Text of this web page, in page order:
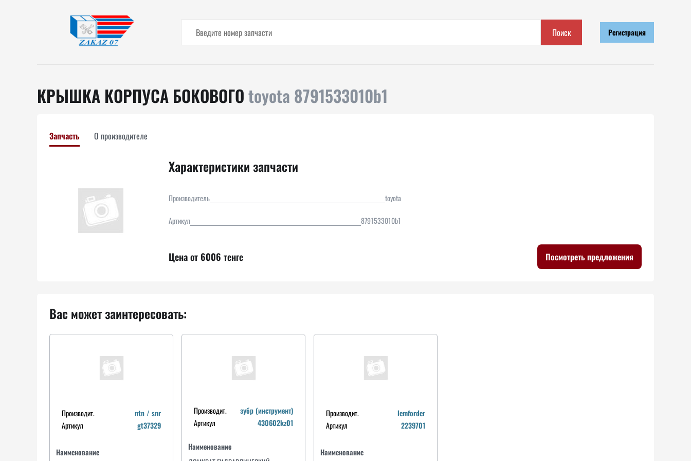
Поиск Регистрация
КРЫШКА КОРПУСА БОКОВОГОtoyota 8791533010b1
Запчасть О производителе
Характеристики запчасти
Производитель toyota
Артикул 8791533010b1
Цена от 6006 тенге Посмотреть предложения
Вас может заинтересовать:
Производит.
ntn / snr
Артикул
gt37329
Наименование
Производит.
зубр (инструмент)
Артикул
430602kz01
Наименование
Производит.
lemforder
Артикул
2239701
Наименование